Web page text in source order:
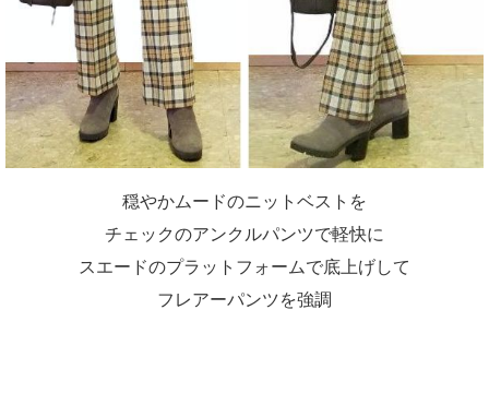
穏やかムードのニットベストを
チェックのアンクルパンツで軽快に
スエードのプラットフォームで底上げして
フレアーパンツを強調